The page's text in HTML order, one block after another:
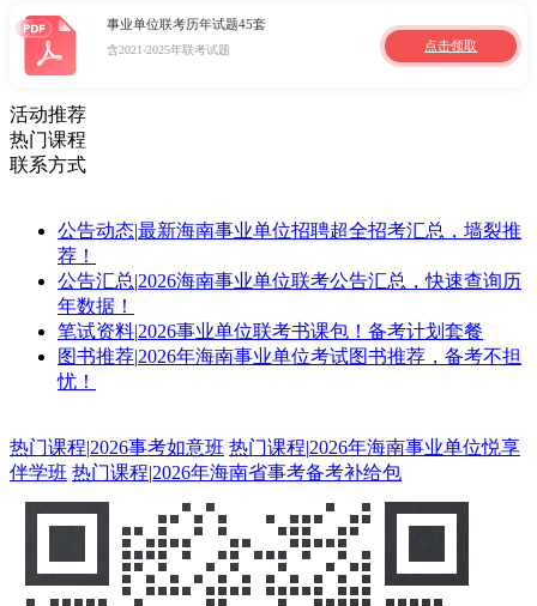
事业单位联考历年试题45套
含2021-2025年联考试题 点击领取
活动推荐
热门课程
联系方式
公告动态|最新海南事业单位招聘超全招考汇总，墙裂推
荐！
公告汇总|2026海南事业单位联考公告汇总，快速查询历
年数据！
笔试资料|2026事业单位联考书课包！备考计划套餐
图书推荐|2026年海南事业单位考试图书推荐，备考不担
忧！
热门课程|2026事考如意班 热门课程|2026年海南事业单位悦享
伴学班 热门课程|2026年海南省事考备考补给包